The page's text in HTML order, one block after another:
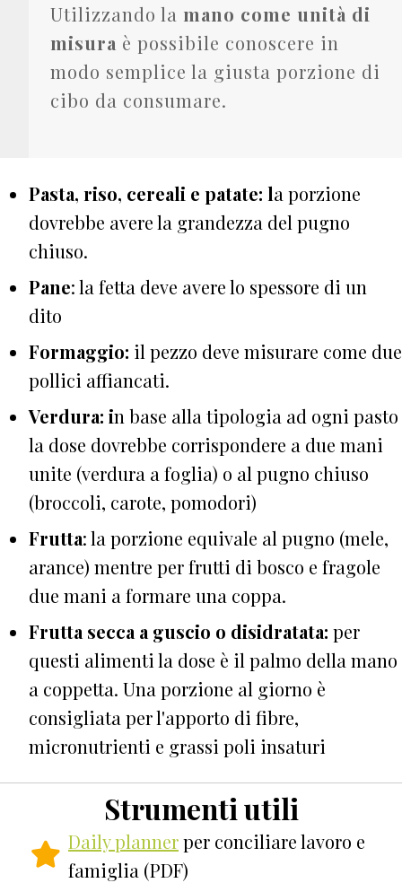
Utilizzando la mano come unità di
misura è possibile conoscere in
modo semplice la giusta porzione di
cibo da consumare.
Pasta, riso, cereali e patate: la porzione
dovrebbe avere la grandezza del pugno
chiuso.
Pane: la fetta deve avere lo spessore di un
dito
Formaggio: il pezzo deve misurare come due
pollici affiancati.
Verdura: in base alla tipologia ad ogni pasto
la dose dovrebbe corrispondere a due mani
unite (verdura a foglia) o al pugno chiuso
(broccoli, carote, pomodori)
Frutta: la porzione equivale al pugno (mele,
arance) mentre per frutti di bosco e fragole
due mani a formare una coppa.
Frutta secca a guscio o disidratata: per
questi alimenti la dose è il palmo della mano
a coppetta. Una porzione al giorno è
consigliata per l'apporto di fibre,
micronutrienti e grassi poli insaturi
Strumenti utili
Daily plannerper conciliare lavoro e
famiglia (PDF)